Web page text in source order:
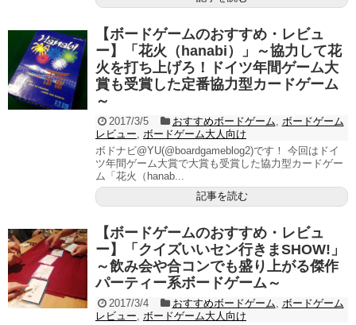
【ボードゲームのおすすめ・レビュ
ー】「花火（hanabi）」～協力して花
火を打ち上げろ！ドイツ年間ゲーム大
賞も受賞した定番協力型カードゲーム
～
2017/3/5 おすすめボードゲーム
ボードゲーム
レビュー
ボードゲーム大人向け
ボドナビ@YU(@boardgameblog2)です！ 今回はドイ
ツ年間ゲーム大賞で大賞も受賞した協力型カードゲー
ム「花火（hanab...
記事を読む
【ボードゲームのおすすめ・レビュ
ー】「クイズいいセン行きまSHOW!」
～飲み会や合コンでも盛り上がる傑作
パーティー系ボードゲーム～
2017/3/4 おすすめボードゲーム
ボードゲーム
レビュー
ボードゲーム大人向け